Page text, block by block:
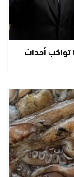
تواكب أحداث